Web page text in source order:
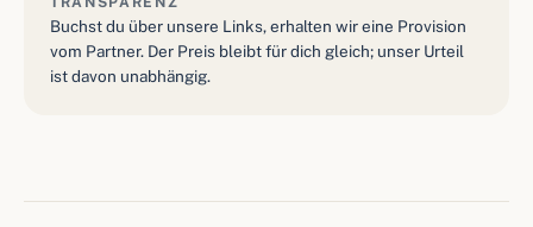
Buchst du über unsere Links, erhalten wir eine Provision
vom Partner. Der Preis bleibt für dich gleich; unser Urteil
ist davon unabhängig.